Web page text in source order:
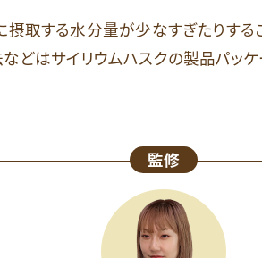
摂取する水分量が少なすぎたりす
どはサイリウムハスクの製品パッ
監修